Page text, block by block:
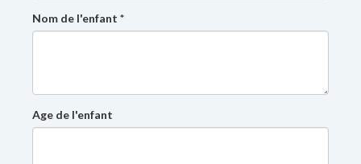
Nom de l'enfant *
Age de l'enfant